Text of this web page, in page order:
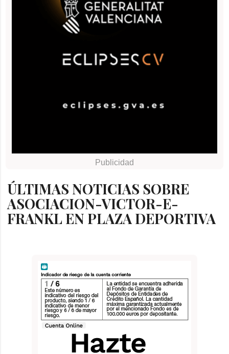
ÚLTIMAS NOTICIAS SOBRE
ASOCIACION-VICTOR-E-
FRANKL EN PLAZA DEPORTIVA